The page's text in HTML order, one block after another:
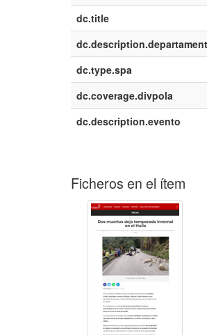
dc.title
dc.type.spa
dc.coverage.divpola
dc.description.evento
Ficheros en el ítem